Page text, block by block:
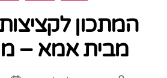
המתכון
מבית אמא –